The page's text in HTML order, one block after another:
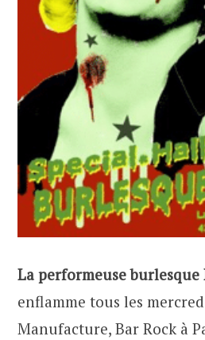
La performeuse
enflamme tous les
Manufacture, Bar Rock à